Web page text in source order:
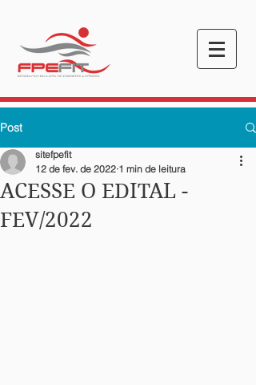
Post
ACESSE O EDITAL -
FEV/2022
sitefpefit
12 de fev. de 2022 1 min de leitura